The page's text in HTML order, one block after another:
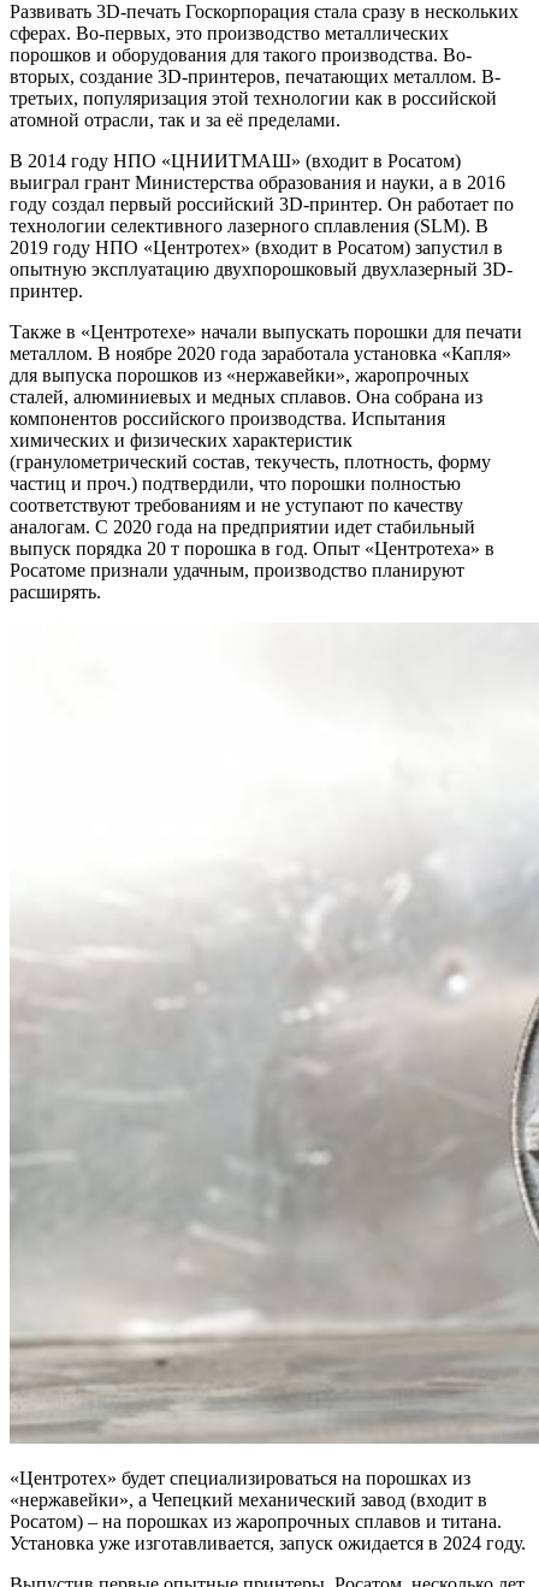
Развивать 3D-печать Госкорпорация стала сразу в нескольких
сферах. Во-первых, это производство металлических
порошков и оборудования для такого производства. Во-
вторых, создание 3D-принтеров, печатающих металлом. В-
третьих, популяризация этой технологии как в российской
атомной отрасли, так и за её пределами.
В 2014 году НПО «ЦНИИТМАШ» (входит в Росатом)
выиграл грант Министерства образования и науки, а в 2016
году создал первый российский 3D-принтер. Он работает по
технологии селективного лазерного сплавления (SLM). В
2019 году НПО «Центротех» (входит в Росатом) запустил в
опытную эксплуатацию двухпорошковый двухлазерный 3D-
принтер.
Также в «Центротехе» начали выпускать порошки для печати
металлом. В ноябре 2020 года заработала установка «Капля»
для выпуска порошков из «нержавейки», жаропрочных
сталей, алюминиевых и медных сплавов. Она собрана из
компонентов российского производства. Испытания
химических и физических характеристик
(гранулометрический состав, текучесть, плотность, форму
частиц и проч.) подтвердили, что порошки полностью
соответствуют требованиям и не уступают по качеству
аналогам. С 2020 года на предприятии идет стабильный
выпуск порядка 20 т порошка в год. Опыт «Центротеха» в
Росатоме признали удачным, производство планируют
расширять.
«Центротех» будет специализироваться на порошках из
«нержавейки», а Чепецкий механический завод (входит в
Росатом) – на порошках из жаропрочных сплавов и титана.
Установка уже изготавливается, запуск ожидается в 2024 году.